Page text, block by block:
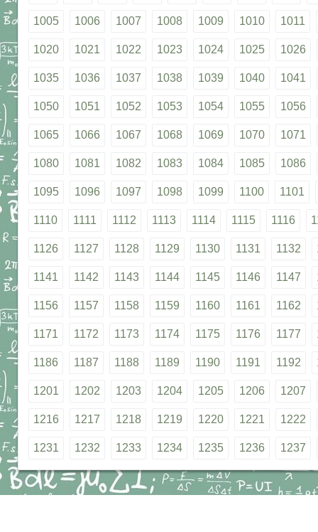
1005 1006 1007 1008 1009 1010 1011
1020 1021 1022 1023 1024 1025 1026
1035 1036 1037 1038 1039 1040 1041
1050 1051 1052 1053 1054 1055 1056
1065 1066 1067 1068 1069 1070 1071
1080 1081 1082 1083 1084 1085 1086
1095 1096 1097 1098 1099 1100 1101
1110 1111 1112 1113 1114 1115 1116
1126 1127 1128 1129 1130 1131 1132
1141 1142 1143 1144 1145 1146 1147
1156 1157 1158 1159 1160 1161 1162
1171 1172 1173 1174 1175 1176 1177
1186 1187 1188 1189 1190 1191 1192
1201 1202 1203 1204 1205 1206 1207
1216 1217 1218 1219 1220 1221 1222
1231 1232 1233 1234 1235 1236 1237